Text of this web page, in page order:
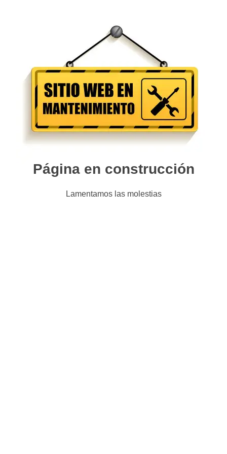
Página en construcción
Lamentamos las molestias